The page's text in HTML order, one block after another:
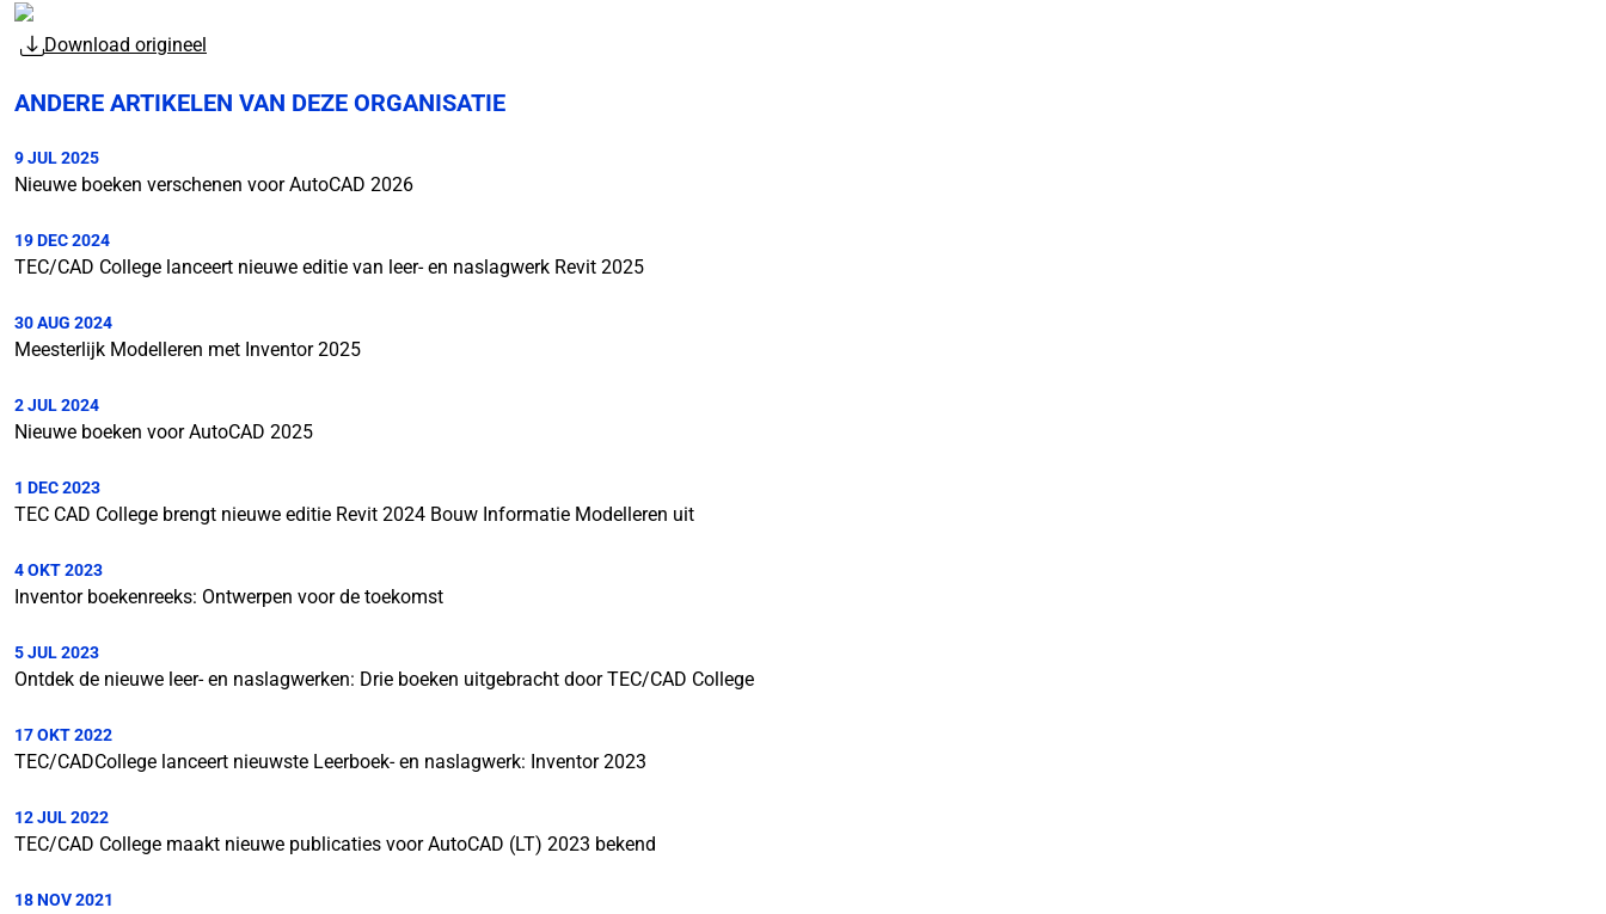
Download origineel
ANDERE ARTIKELEN VAN DEZE ORGANISATIE
9 JUL 2025
Nieuwe boeken verschenen voor AutoCAD 2026
19 DEC 2024
TEC/CAD College lanceert nieuwe editie van leer- en naslagwerk Revit 2025
30 AUG 2024
Meesterlijk Modelleren met Inventor 2025
2 JUL 2024
Nieuwe boeken voor AutoCAD 2025
1 DEC 2023
TEC CAD College brengt nieuwe editie Revit 2024 Bouw Informatie Modelleren uit
4 OKT 2023
Inventor boekenreeks: Ontwerpen voor de toekomst
5 JUL 2023
Ontdek de nieuwe leer- en naslagwerken: Drie boeken uitgebracht door TEC/CAD College
17 OKT 2022
TEC/CADCollege lanceert nieuwste Leerboek- en naslagwerk: Inventor 2023
12 JUL 2022
TEC/CAD College maakt nieuwe publicaties voor AutoCAD (LT) 2023 bekend
18 NOV 2021